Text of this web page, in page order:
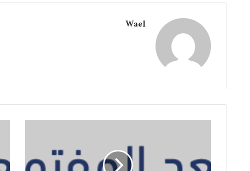
Wael